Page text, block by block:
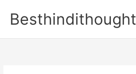
contentBesthindithought